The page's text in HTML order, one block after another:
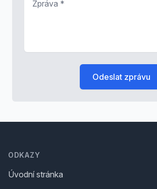
Odeslat zprávu
ODKAZY
Úvodní stránka